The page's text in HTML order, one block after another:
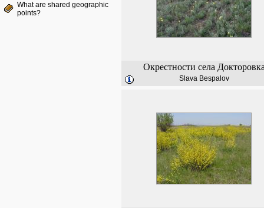
What are shared geographic
points?
Окрестности села
Slava Bespalov